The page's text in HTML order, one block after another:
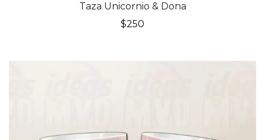
Taza Unicornio & Dona
$250